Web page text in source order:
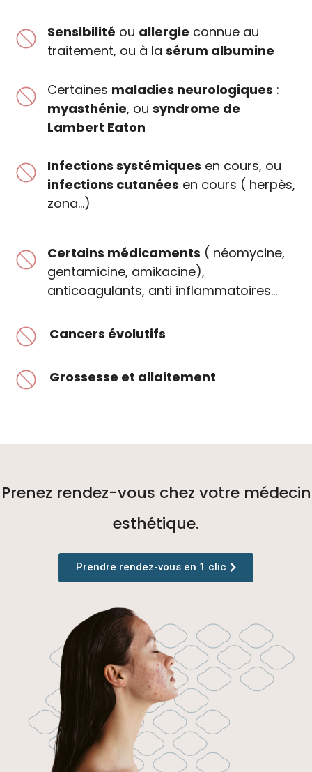
Sensibilité ou allergie connue au
traitement, ou à la sérum albumine
Certaines maladies neurologiques :
myasthénie, ou syndrome de
Lambert Eaton
Infections systémiques en cours, ou
infections cutanées en cours ( herpès,
zona…)
Certains médicaments ( néomycine,
gentamicine, amikacine),
anticoagulants, anti inflammatoires…
Cancers évolutifs
Grossesse et allaitement
Prenez rendez-vous chez votre médecin
esthétique.
Prendre rendez-vous en 1 clic